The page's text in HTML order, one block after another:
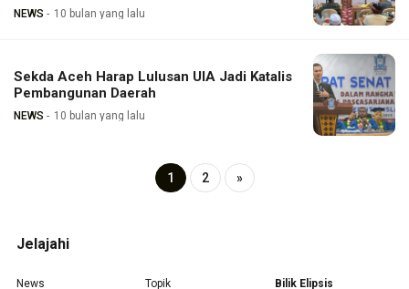
NEWS 10 bulan yang lalu
Sekda Aceh Harap Lulusan UIA Jadi Katalis
Pembangunan Daerah
NEWS 10 bulan yang lalu
1 2 »
Jelajahi
News
Topik
Bilik Elipsis